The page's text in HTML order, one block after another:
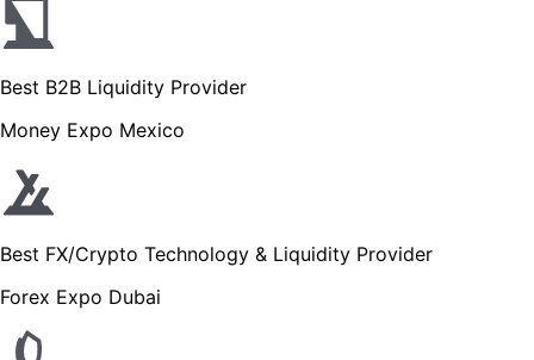
Best B2B Liquidity Provider
Money Expo Mexico
Best FX/Crypto Technology & Liquidity Provider
Forex Expo Dubai